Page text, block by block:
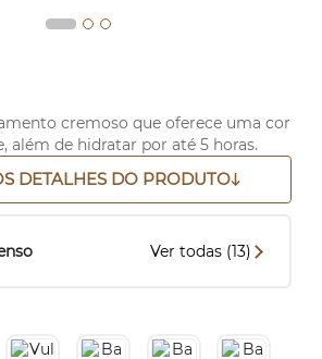
cremoso que oferece uma cor
além de hidratar por até 5 horas.
DETALHES DO PRODUTO
Ver todas (13)